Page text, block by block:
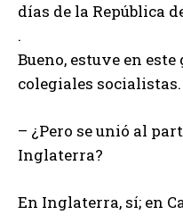
días de la República
.
Bueno, estuve en
colegiales socialistas.
– ¿Pero se unió al
Inglaterra?
En Inglaterra, sí; en